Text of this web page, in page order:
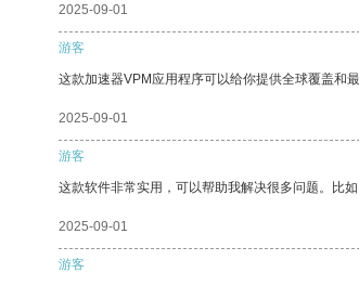
2025-09-01
游客
这款加速器VPM应用程序可以给你提供全球覆盖和最
2025-09-01
游客
这款软件非常实用，可以帮助我解决很多问题。比
2025-09-01
游客